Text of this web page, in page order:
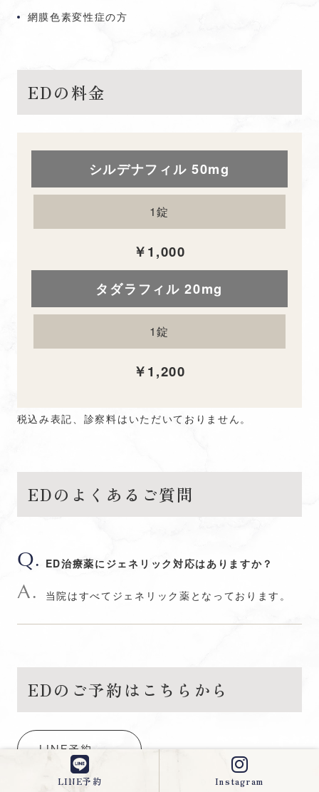
LINE予約 Instagram
網膜色素変性症の方
EDの料金
シルデナフィル 50mg
1錠
￥1,000
タダラフィル 20mg
1錠
￥1,200
税込み表記、診察料はいただいておりません。
EDのよくあるご質問
ED治療薬にジェネリック対応はありますか？
当院はすべてジェネリック薬となっております。
EDのご予約はこちらから
LINE予約